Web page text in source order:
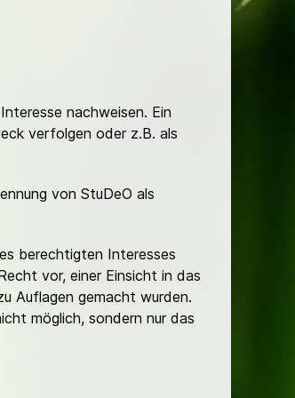
nachweisen. Ein
verfolgen oder z.B. als
von StuDeO als
berechtigten Interesses
vor, einer Einsicht in das
Auflagen gemacht wurden.
möglich, sondern nur das